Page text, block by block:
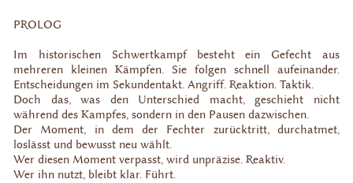
PROLOG
Im historischen Schwertkampf besteht ein Gefecht aus
mehreren kleinen Kämpfen. Sie folgen schnell aufeinander.
Entscheidungen im Sekundentakt. Angriff. Reaktion. Taktik.
Doch das, was den Unterschied macht, geschieht nicht
während des Kampfes, sondern in den Pausen dazwischen.
Der Moment, in dem der Fechter zurücktritt, durchatmet,
loslässt und bewusst neu wählt.
Wer diesen Moment verpasst, wird unpräzise. Reaktiv.
Wer ihn nutzt, bleibt klar. Führt.